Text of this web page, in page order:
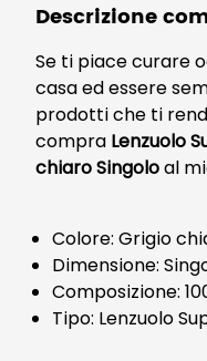
Descrizione
Se ti piace curare
casa ed essere
prodotti che ti
compra Lenzuolo
chiaro Singoloal
Colore: Grigio
Dimensione:
Composizione:
Tipo: Lenzuolo